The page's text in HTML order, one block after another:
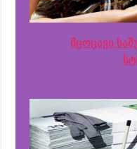
მცოცავი